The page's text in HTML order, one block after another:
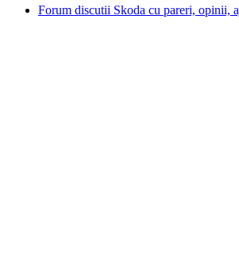
Forum discutii Skoda cu pareri, opinii,